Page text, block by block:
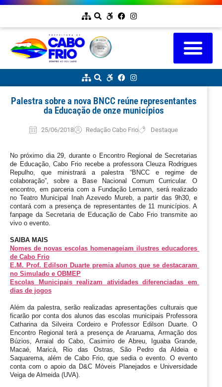
Palestra sobre a nova BNCC reúne representantes
da Educação de onze municípios
25/06/2018 Redação Cabo Frio Destaque
No próximo dia 29, durante o Encontro Regional de Secretarias
de Educação, Cabo Frio recebe a professora Cleuza Rodrigues
Repulho, que ministrará a palestra “BNCC e regime de
colaboração”, sobre a Base Nacional Comum Curricular. O
encontro, em parceria com a Fundação Lemann, será realizado
no Teatro Municipal Inah Azevedo Mureb, a partir das 9h30, e
contará com a presença de representantes de 11 municípios. A
fanpage da Secretaria de Educação de Cabo Frio transmite ao
vivo o evento.
SAIBA MAIS
Nomes de novas escolas homenageiam ilustres educadores
de Cabo Frio
E.M. Prof. Edilson Duarte premia alunos que se destacaram
no Simulado e OBMEP
Escolas Municipais realizam atividades diferenciadas em
dias de jogos
Além da palestra, serão realizadas apresentações culturais que
ficarão por conta dos alunos das escolas municipais Professora
Catharina da Silveira Cordeiro e Professor Edilson Duarte. O
Encontro Regional terá a presença de Araruama, Armação dos
Búzios, Arraial do Cabo, Casimiro de Abreu, Iguaba Grande,
Macaé, Maricá, Rio das Ostras, São Pedro da Aldeia e
Saquarema, além de Cabo Frio, que sedia o evento. O evento
conta com o apoio da D&C Móveis Planejados e Universidade
Veiga de Almeida (UVA).